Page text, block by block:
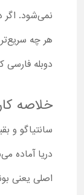
نمی‌شود. اگر
دوبله فارسی
خلاصه
سانتیاگو و
دریا آماده
اصلی یعنی